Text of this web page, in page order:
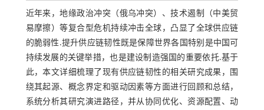
近年来，地缘政治冲突（俄乌冲突）、技术遏制（中美贸
易摩擦）等复合型危机持续冲击全球，凸显了全球供应链
的脆弱性.提升供应链韧性既是保障世界各国特别是中国可
持续发展的关键举措，也是建设制造强国的重要依托.基于
此，本文详细梳理了现有供应链韧性的相关研究成果，围
绕其起源、概念界定和驱动因素等方面进行回顾和总结，
系统分析其研究演进路径，并从协同优化、资源配置、动